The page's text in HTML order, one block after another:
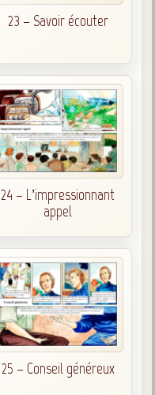
23 – Savoir écouter
24 – L’impressionnant
appel
25 – Conseil généreux